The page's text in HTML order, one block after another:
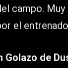
campo.
el
de